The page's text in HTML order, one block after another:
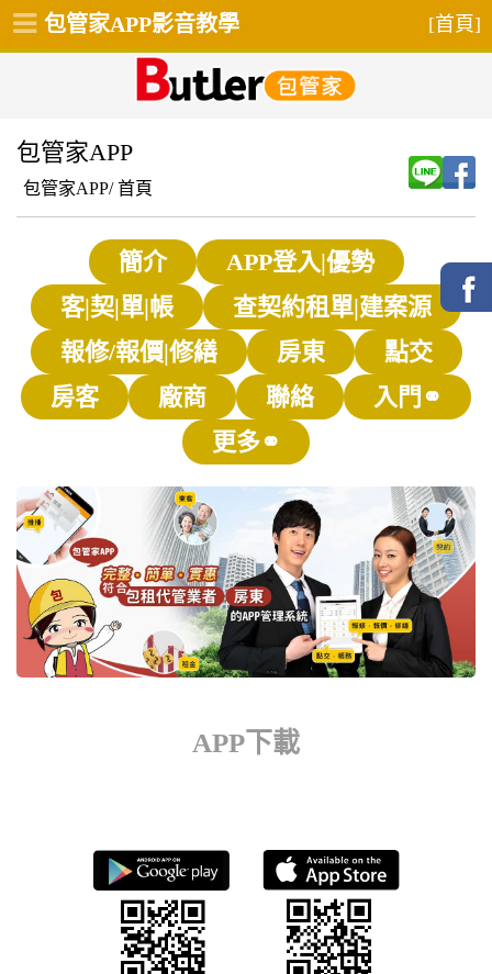
包管家APP
包管家APP/首頁
簡介
APP登入|優勢
客|契|單|帳
查契約租單|建案源
報修/報價|修繕
房東
點交
房客
廠商 聯絡
入門⚭
更多⚭
APP下載
包管家APP影音教學 [首頁]